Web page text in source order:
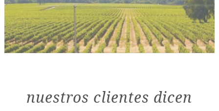
nuestros clientes dicen